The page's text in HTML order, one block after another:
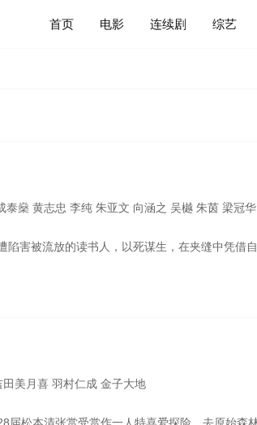
首页 电影 连续剧 综艺
朱亚文 向涵之 吴樾 朱茵 梁冠华 王子璇 杨子骅 柯蓝 王永泉 刘佩琦 王雨 王建国 林夏薇
，以行商入场，以票号立足，以茶发家，以盐立业，以粮济万民，与各商帮交手对抗，涉及晋商、徽商、京商、盐商、漕帮、洋商，用他的玩法打造新的商业帝国，最后更联手中国几大商帮共同对抗洋商，挽救国家经
美月喜 羽村仁成 金子大地